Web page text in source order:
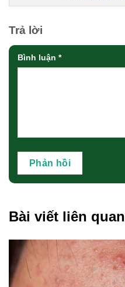
Trả lời
Bình luận *
Bài viết liên quan